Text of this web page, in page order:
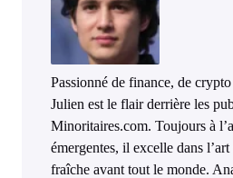
Passionné de finance, de
Julien est le flair derrière les
Minoritaires.com. Toujours à
émergentes, il excelle dans
fraîche avant tout le monde.